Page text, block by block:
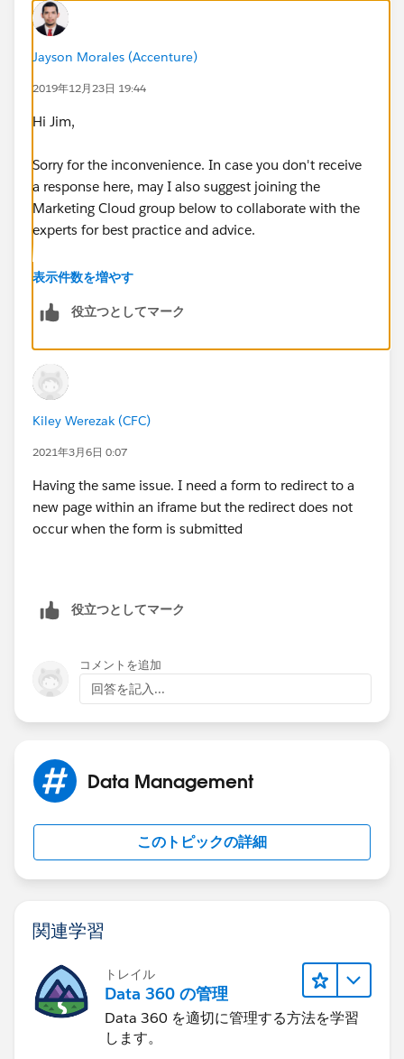
Jayson Morales (Accenture)
2019年12月23日 19:44
Hi Jim,
Sorry for the inconvenience. In case you don't receive
a response here, may I also suggest joining the
Marketing Cloud group below to collaborate with the
experts for best practice and advice.
https://success.salesforce.com/_ui/core/chatter/gro
Regards,
Jayson
表示件数を増やす
役立つとしてマーク
Kiley Werezak (CFC)
2021年3月6日 0:07
Having the same issue. I need a form to redirect to a
new page within an iframe but the redirect does not
occur when the form is submitted
役立つとしてマーク
コメントを追加
回答を記入...
Data Management
このトピックの詳細
関連学習
トレイル
Data 360 の管理
Data 360 を適切に管理する方法を学習
します。